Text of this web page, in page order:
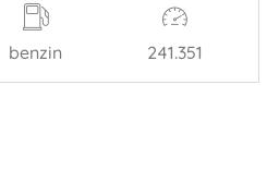
benzin 241.351